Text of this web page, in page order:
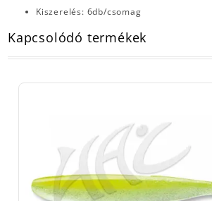
Kiszerelés: 6db/csomag
Kapcsolódó termékek